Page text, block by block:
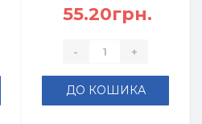
55.20грн.
- +
ДО КОШИКА